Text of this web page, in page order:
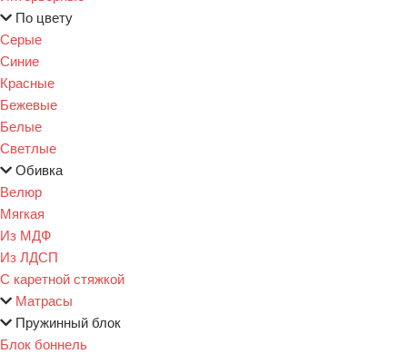
По цвету
Серые
Синие
Красные
Бежевые
Белые
Светлые
Обивка
Велюр
Мягкая
Из МДФ
Из ЛДСП
С каретной стяжкой
Матрасы
Пружинный блок
Блок боннель